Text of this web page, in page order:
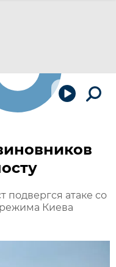
подвергся атаке со
Киева